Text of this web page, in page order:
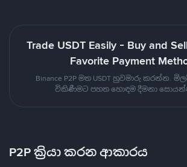
Trade USDT Easily - Buy and
Favorite Payment
Binance P2P මත USDT හුවමාරු කරන්න.
විකිණීමට පහත හොඳම දීමනා සොයන්න
P2P ක්‍රියා කරන ආකාරය